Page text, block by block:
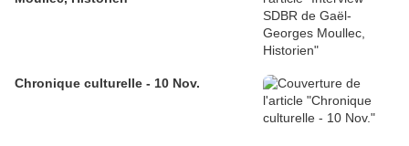
Chronique culturelle - 10 Nov.